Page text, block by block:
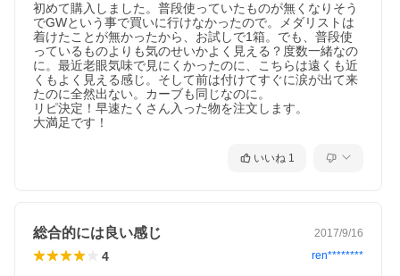
初めて購入しました。普段使っていたものが無くなりそう
でGWという事で買いに行けなかったので。メダリストは
着けたことが無かったから、お試しで1箱。でも、普段使
っているものよりも気のせいかよく見える？度数一緒なの
に。最近老眼気味で見にくかったのに、こちらは遠くも近
くもよく見える感じ。そして前は付けてすぐに涙が出て来
たのに全然出ない。カーブも同じなのに。
リピ決定！早速たくさん入った物を注文します。
大満足です！
いいね 1
総合的には良い感じ 2017/9/16
4 ren********